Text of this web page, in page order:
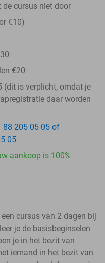
cursus niet door
€10)
€20
(dit is verplicht, omdat je
daar worden
88 205 05 05 of
05
aankoop is 100%
cursus van 2 dagen bij
je de basisbeginselen
je in het bezit van
iemand in het bezit van